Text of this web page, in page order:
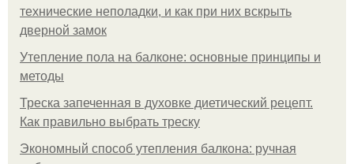
технические неполадки, и как при них вскрыть
дверной замок
Утепление пола на балконе: основные принципы и
методы
Треска запеченная в духовке диетический рецепт.
Как правильно выбрать треску
Экономный способ утепления балкона: ручная